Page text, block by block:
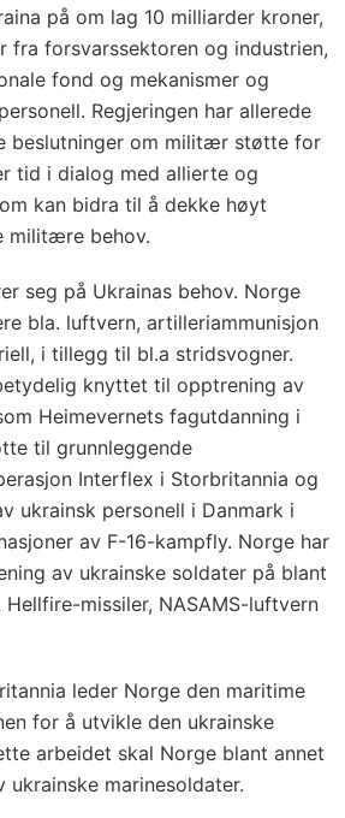
på om lag 10 milliarder kroner,
fra forsvarssektoren og industrien,
fond og mekanismer og
Regjeringen har allerede
beslutninger om militær støtte for
tid i dialog med allierte og
kan bidra til å dekke høyt
militære behov.
seg på Ukrainas behov. Norge
bla. luftvern, artilleriammunisjon
i tillegg til bl.a stridsvogner.
knyttet til opptrening av
Heimevernets fagutdanning i
til grunnleggende
Interflex i Storbritannia og
ukrainsk personell i Danmark i
av F-16-kampfly. Norge har
av ukrainske soldater på blant
missiler, NASAMS-luftvern
leder Norge den maritime
for å utvikle den ukrainske
arbeidet skal Norge blant annet
ukrainske marinesoldater.